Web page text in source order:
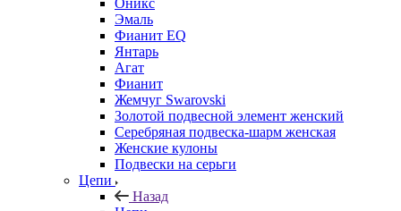
Оникс
Эмаль
Фианит EQ
Янтарь
Агат
Фианит
Жемчуг Swarovski
Золотой подвесной элемент женcкий
Серебряная подвеска-шарм женская
Женские кулоны
Подвески на серьги
Цепи
Назад